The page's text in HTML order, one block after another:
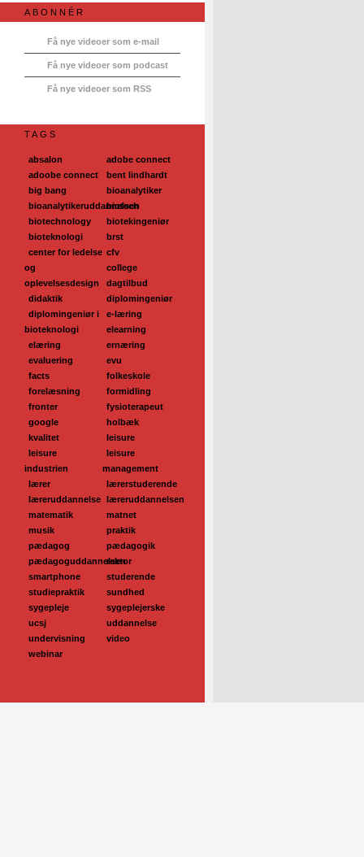
ABONNÉR
Få nye videoer som e-mail
Få nye videoer som podcast
Få nye videoer som RSS
TAGS
absalon
adobe connect
adoobe connect
bent lindhardt
big bang
bioanalytiker
bioanalytikeruddannelsen
biotech
biotechnology
biotekingeniør
bioteknologi
brst
center for ledelse
og
oplevelsesdesign
cfv
college
dagtilbud
didaktik
diplomingeniør
diplomingeniør i
bioteknologi
e-læring
elearning
elæring
ernæring
evaluering
evu
facts
folkeskole
forelæsning
formidling
fronter
fysioterapeut
google
holbæk
kvalitet
leisure
leisure
industrien
leisure
management
lærer
lærerstuderende
læreruddannelse læreruddannelsen
matematik
matnet
musik
praktik
pædagog
pædagogik
pædagoguddannelsen
rektor
smartphone
studerende
studiepraktik
sundhed
sygepleje
sygeplejerske
ucsj
uddannelse
undervisning
video
webinar